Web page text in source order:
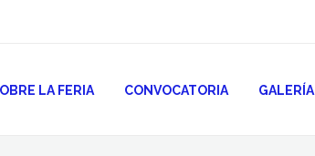
LA FERIA CONVOCATORIA GALERÍA